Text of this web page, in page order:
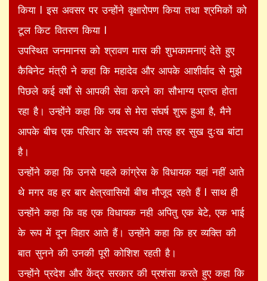
किया l इस अवसर पर उन्होंने वृक्षारोपण किया तथा श्रमिकों को
टूल किट वितरण किया l
उपस्थित जनमानस को श्रावण मास की शुभकामनाएं देते हुए
कैबिनेट मंत्री ने कहा कि महादेव और आपके आशीर्वाद से मुझे
पिछले कई वर्षों से आपकी सेवा करने का सौभाग्य प्राप्त होता
रहा है। उन्होंने कहा कि जब से मेरा संघर्ष शुरू हुआ है, मैने
आपके बीच एक परिवार के सदस्य की तरह हर सुख दुःख बांटा
है।
उन्होंने कहा कि उनसे पहले कांग्रेस के विधायक यहां नहीं आते
थे मगर वह हर बार क्षेत्रवासियों बीच मौजूद रहते हैं l साथ ही
उन्होंने कहा कि वह एक विधायक नही अपितु एक बेटे, एक भाई
के रूप में दून विहार आते हैं। उन्होंने कहा कि हर व्यक्ति की
बात सुनने की उनकी पूरी कोशिश रहती है।
उन्होंने प्रदेश और केंद्र सरकार की प्रशंसा करते हुए कहा कि